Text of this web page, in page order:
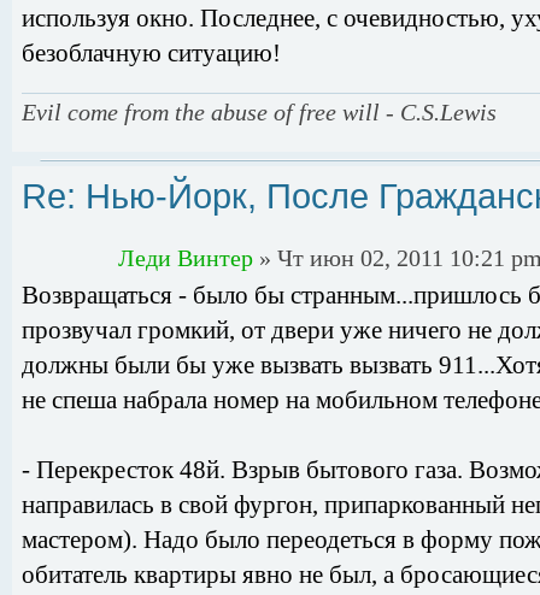
используя окно. Последнее, с очевидностью,
безоблачную ситуацию!
Evil come from the abuse of free will - C.S.Lewis
Re: Нью-Йорк, После
Леди Винтер » Чт июн 02, 2011 10:21
Возвращаться - было бы странным...пришлось
прозвучал громкий, от двери уже ничего не
должны были бы уже вызвать вызвать
не спеша набрала номер на мобильном
- Перекресток 48й. Взрыв бытового газа.
направилась в свой фургон, припаркованный
мастером). Надо было переодеться в форму
обитатель квартиры явно не был, а